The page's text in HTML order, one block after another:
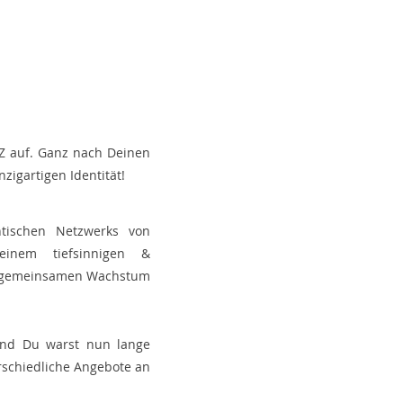
auf. Ganz nach Deinen
Identität!
Netzwerks von
tiefsinnigen &
Wachstum
Du warst nun lange
Angebote an